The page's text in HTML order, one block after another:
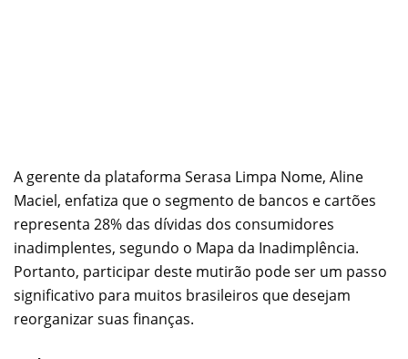
A gerente da plataforma Serasa Limpa Nome, Aline
Maciel, enfatiza que o segmento de bancos e cartões
representa 28% das dívidas dos consumidores
inadimplentes, segundo o Mapa da Inadimplência.
Portanto, participar deste mutirão pode ser um passo
significativo para muitos brasileiros que desejam
reorganizar suas finanças.